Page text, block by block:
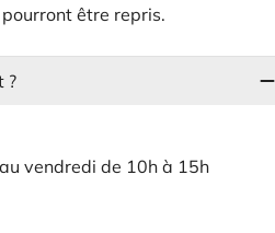
être repris.
?
vendredi de 10h à 15h